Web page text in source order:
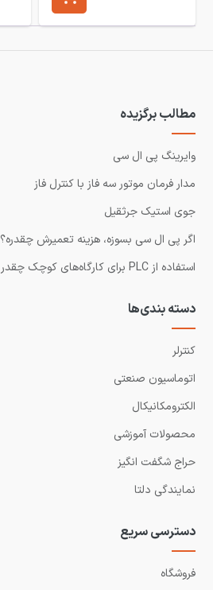
مطالب برگزیده
وایرینگ پی ال سی
مدار فرمان موتور سه فاز با کنترل فاز
جوی استیک جرثقیل
اگر پی ال سی بسوزه، هزینه تعمیرش چقدره؟
استفاده از PLC برای کارگاه‌های کوچک چقدر هزینه داره؟
دسته بندی‌ها
کنترلر
اتوماسیون صنعتی
الکترومکانیکال
محصولات آموزشی
حراج شگفت انگیز
نمایندگی دلتا
دسترسی سریع
فروشگاه